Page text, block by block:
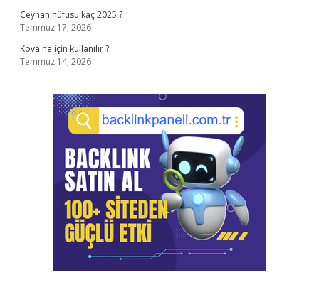
Ceyhan nüfusu kaç 2025 ?
Temmuz 17, 2026
Kova ne için kullanılır ?
Temmuz 14, 2026